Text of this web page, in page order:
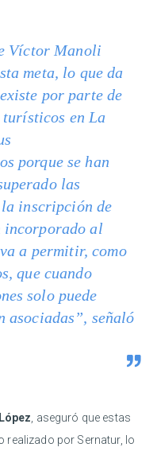
Víctor Manoli
meta, lo que da
por parte de
turísticos en La
porque se han
las
la inscripción de
incorporado al
a permitir, como
que cuando
solo puede
asociadas”, señaló
, aseguró que estas
realizado por Sernatur, lo